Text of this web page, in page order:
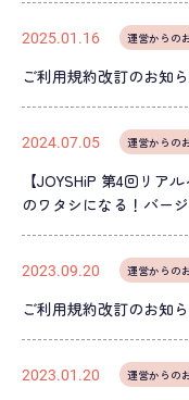
2025.01.16 運営からの
ご利用規約改訂のお知
2024.07.05 運営からの
【JOYSHiP 第4回リア
のワタシになる！バー
2023.09.20 運営からの
ご利用規約改訂のお知
2023.01.20 運営からの